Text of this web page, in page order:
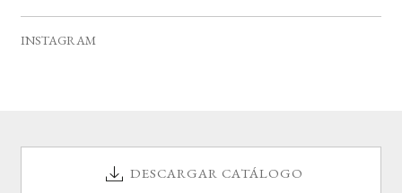
e
INSTAGRAM
DESCARGAR CATÁLOGO